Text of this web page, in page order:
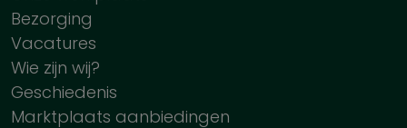
Bezorging
Vacatures
Wie zijn wij?
Geschiedenis
Marktplaats aanbiedingen